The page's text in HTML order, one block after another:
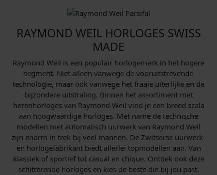
5
,
0
.
5
1
.
RAYMOND WEIL HORLOGES SWISS
MADE
Raymond Weil is een populair horlogemerk in het hogere
segment. Niet alleen vanwege de vooruitstrevende
technologie, maar ook vanwege het fraaie uiterlijke en de
bijzondere uitstraling. Binnen het assortiment met
herenhorloges van Raymond Weil vind je een breed scala
aan hoogwaardige horloges. Met name de technische
modellen met automatisch uurwerk van Raymond Weil
zijn enorm in trek bij veel mannen. De Zwitserse uurwerk-
en horlogefabrikant biedt allerlei topmodellen aan. Van
klassiek of sportief tot casual en chique. Ontdek ook deze
schitterende horloges en kies de beste die bij jou past.